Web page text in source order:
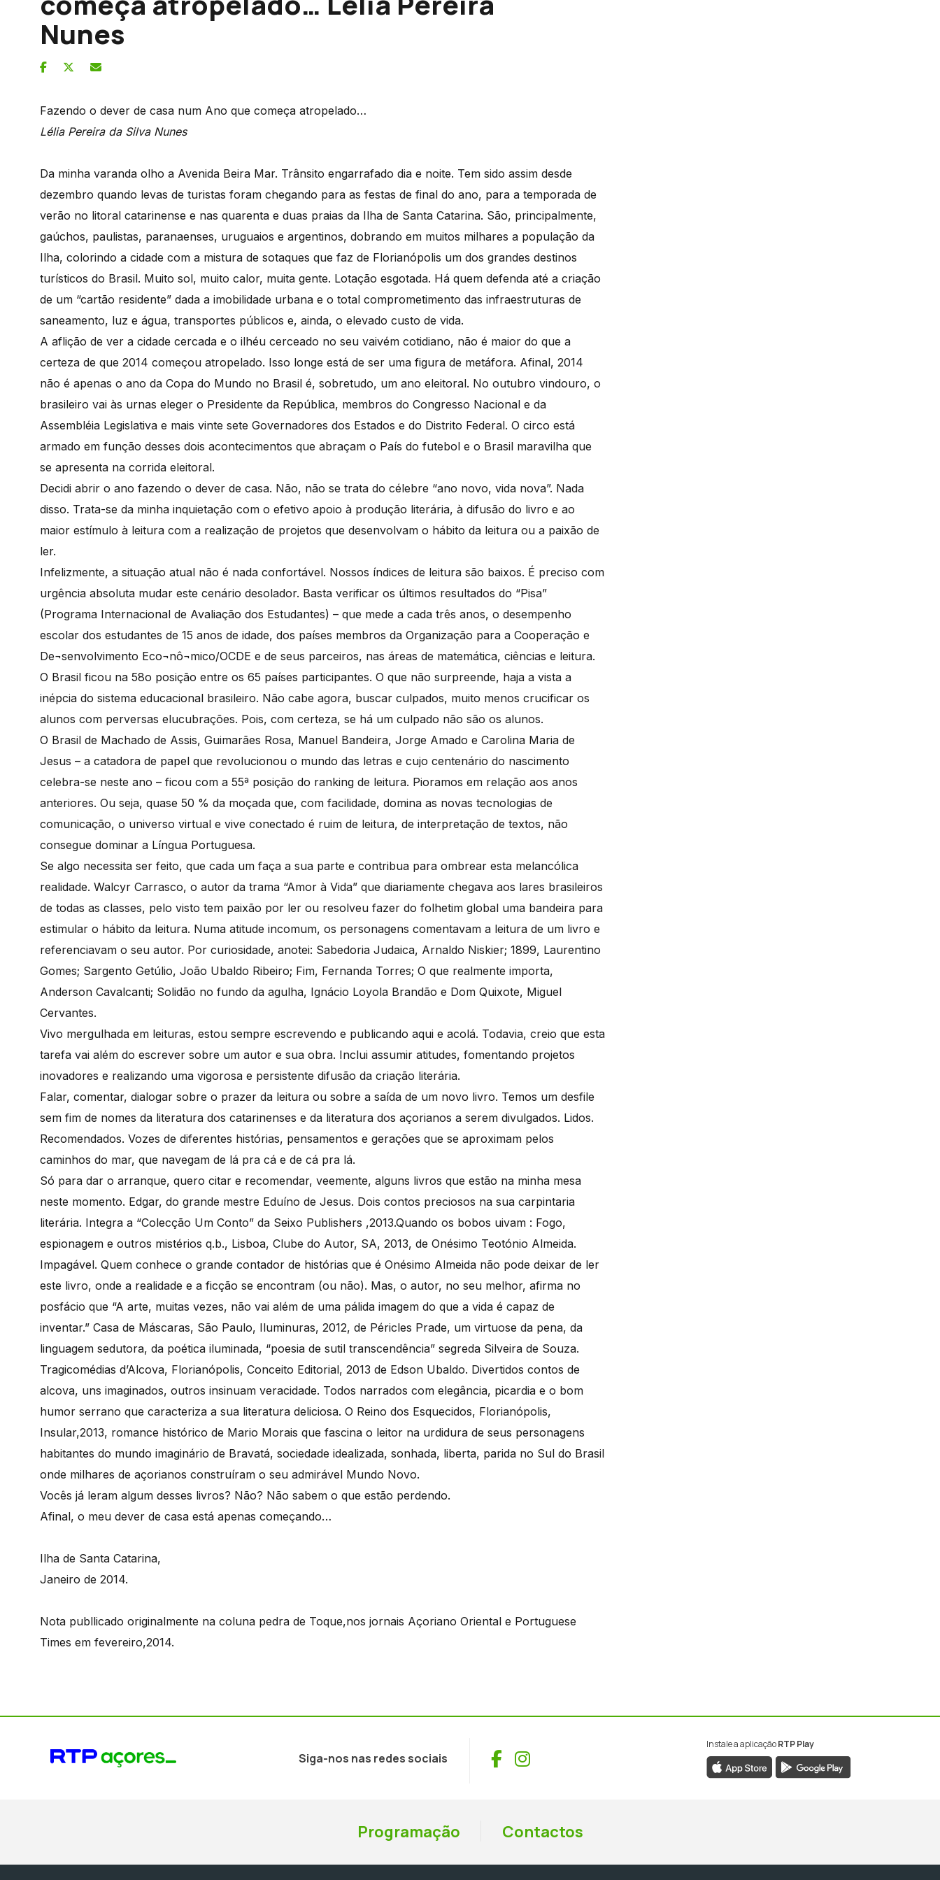
Nunes
Fazendo o dever de casa num Ano que começa atropelado…
Lélia Pereira da Silva Nunes
Da minha varanda olho a Avenida Beira Mar. Trânsito engarrafado dia e noite. Tem sido assim desde
dezembro quando levas de turistas foram chegando para as festas de final do ano, para a temporada de
verão no litoral catarinense e nas quarenta e duas praias da Ilha de Santa Catarina. São, principalmente,
gaúchos, paulistas, paranaenses, uruguaios e argentinos, dobrando em muitos milhares a população da
Ilha, colorindo a cidade com a mistura de sotaques que faz de Florianópolis um dos grandes destinos
turísticos do Brasil. Muito sol, muito calor, muita gente. Lotação esgotada. Há quem defenda até a criação
de um “cartão residente” dada a imobilidade urbana e o total comprometimento das infraestruturas de
saneamento, luz e água, transportes públicos e, ainda, o elevado custo de vida.
A aflição de ver a cidade cercada e o ilhéu cerceado no seu vaivém cotidiano, não é maior do que a
certeza de que 2014 começou atropelado. Isso longe está de ser uma figura de metáfora. Afinal, 2014
não é apenas o ano da Copa do Mundo no Brasil é, sobretudo, um ano eleitoral. No outubro vindouro, o
brasileiro vai às urnas eleger o Presidente da República, membros do Congresso Nacional e da
Assembléia Legislativa e mais vinte sete Governadores dos Estados e do Distrito Federal. O circo está
armado em função desses dois acontecimentos que abraçam o País do futebol e o Brasil maravilha que
se apresenta na corrida eleitoral.
Decidi abrir o ano fazendo o dever de casa. Não, não se trata do célebre “ano novo, vida nova”. Nada
disso. Trata-se da minha inquietação com o efetivo apoio à produção literária, à difusão do livro e ao
maior estímulo à leitura com a realização de projetos que desenvolvam o hábito da leitura ou a paixão de
ler.
Infelizmente, a situação atual não é nada confortável. Nossos índices de leitura são baixos. É preciso com
urgência absoluta mudar este cenário desolador. Basta verificar os últimos resultados do “Pisa”
(Programa Internacional de Avaliação dos Estudantes) – que mede a cada três anos, o desempenho
escolar dos estudantes de 15 anos de idade, dos países membros da Organização para a Cooperação e
De¬senvolvimento Eco¬nô¬mico/OCDE e de seus parceiros, nas áreas de matemática, ciências e leitura.
O Brasil ficou na 58o posição entre os 65 países participantes. O que não surpreende, haja a vista a
inépcia do sistema educacional brasileiro. Não cabe agora, buscar culpados, muito menos crucificar os
alunos com perversas elucubrações. Pois, com certeza, se há um culpado não são os alunos.
O Brasil de Machado de Assis, Guimarães Rosa, Manuel Bandeira, Jorge Amado e Carolina Maria de
Jesus – a catadora de papel que revolucionou o mundo das letras e cujo centenário do nascimento
celebra-se neste ano – ficou com a 55ª posição do ranking de leitura. Pioramos em relação aos anos
anteriores. Ou seja, quase 50 % da moçada que, com facilidade, domina as novas tecnologias de
comunicação, o universo virtual e vive conectado é ruim de leitura, de interpretação de textos, não
consegue dominar a Língua Portuguesa.
Se algo necessita ser feito, que cada um faça a sua parte e contribua para ombrear esta melancólica
realidade. Walcyr Carrasco, o autor da trama “Amor à Vida” que diariamente chegava aos lares brasileiros
de todas as classes, pelo visto tem paixão por ler ou resolveu fazer do folhetim global uma bandeira para
estimular o hábito da leitura. Numa atitude incomum, os personagens comentavam a leitura de um livro e
referenciavam o seu autor. Por curiosidade, anotei: Sabedoria Judaica, Arnaldo Niskier; 1899, Laurentino
Gomes; Sargento Getúlio, João Ubaldo Ribeiro; Fim, Fernanda Torres; O que realmente importa,
Anderson Cavalcanti; Solidão no fundo da agulha, Ignácio Loyola Brandão e Dom Quixote, Miguel
Cervantes.
Vivo mergulhada em leituras, estou sempre escrevendo e publicando aqui e acolá. Todavia, creio que esta
tarefa vai além do escrever sobre um autor e sua obra. Inclui assumir atitudes, fomentando projetos
inovadores e realizando uma vigorosa e persistente difusão da criação literária.
Falar, comentar, dialogar sobre o prazer da leitura ou sobre a saída de um novo livro. Temos um desfile
sem fim de nomes da literatura dos catarinenses e da literatura dos açorianos a serem divulgados. Lidos.
Recomendados. Vozes de diferentes histórias, pensamentos e gerações que se aproximam pelos
caminhos do mar, que navegam de lá pra cá e de cá pra lá.
Só para dar o arranque, quero citar e recomendar, veemente, alguns livros que estão na minha mesa
neste momento. Edgar, do grande mestre Eduíno de Jesus. Dois contos preciosos na sua carpintaria
literária. Integra a “Colecção Um Conto” da Seixo Publishers ,2013.Quando os bobos uivam : Fogo,
espionagem e outros mistérios q.b., Lisboa, Clube do Autor, SA, 2013, de Onésimo Teotónio Almeida.
Impagável. Quem conhece o grande contador de histórias que é Onésimo Almeida não pode deixar de ler
este livro, onde a realidade e a ficção se encontram (ou não). Mas, o autor, no seu melhor, afirma no
posfácio que “A arte, muitas vezes, não vai além de uma pálida imagem do que a vida é capaz de
inventar.” Casa de Máscaras, São Paulo, Iluminuras, 2012, de Péricles Prade, um virtuose da pena, da
linguagem sedutora, da poética iluminada, “poesia de sutil transcendência” segreda Silveira de Souza.
Tragicomédias d’Alcova, Florianópolis, Conceito Editorial, 2013 de Edson Ubaldo. Divertidos contos de
alcova, uns imaginados, outros insinuam veracidade. Todos narrados com elegância, picardia e o bom
humor serrano que caracteriza a sua literatura deliciosa. O Reino dos Esquecidos, Florianópolis,
Insular,2013, romance histórico de Mario Morais que fascina o leitor na urdidura de seus personagens
habitantes do mundo imaginário de Bravatá, sociedade idealizada, sonhada, liberta, parida no Sul do Brasil
onde milhares de açorianos construíram o seu admirável Mundo Novo.
Vocês já leram algum desses livros? Não? Não sabem o que estão perdendo.
Afinal, o meu dever de casa está apenas começando…
Ilha de Santa Catarina,
Janeiro de 2014.
Nota publlicado originalmente na coluna pedra de Toque,nos jornais Açoriano Oriental e Portuguese
Times em fevereiro,2014.
Siga-nos nas redes sociais Facebook
Instagram
Instale a aplicaçãoRTP Play
Programação Contactos